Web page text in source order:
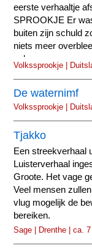
eerste verhaaltje
SPROOKJE Er
buiten zijn schuld
niets meer
schoenen.
Volkssprookje |
De waternimf
Volkssprookje |
Tjakko
Een streekverhaal
Luisterverhaal
Groote. Het vage
Veel mensen
vlug mogelijk de
bereiken.
Sage | Drenthe | ca. 7